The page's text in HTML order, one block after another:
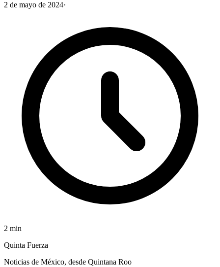
2 de mayo de 2024·
2 min
Quinta Fuerza
Noticias de México, desde Quintana Roo